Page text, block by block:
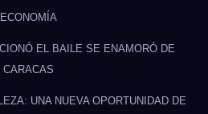
ECONOMÍA
EL BAILE SE ENAMORÓ DE
CARACAS
UNA NUEVA OPORTUNIDAD DE